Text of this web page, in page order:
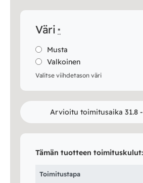
Väri *
Musta
Valkoinen
Valitse viihdetason väri
Arvioitu toimitusaika 31.8 -
Tämän tuotteen toimituskulut:
Toimitustapa